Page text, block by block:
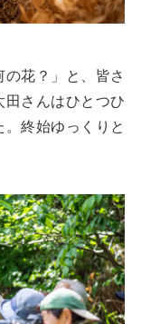
花？」と、皆さ
田さんはひとつひ
終始ゆっくりと